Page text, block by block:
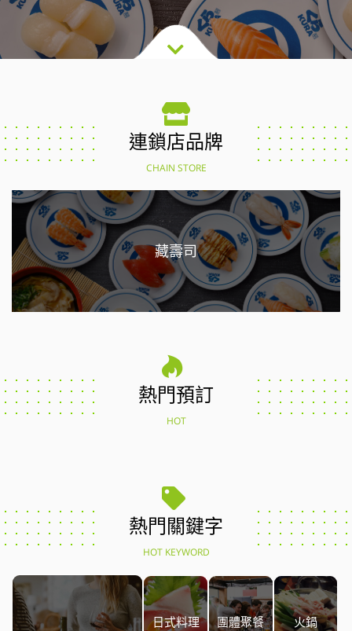
連鎖店品牌
CHAIN STORE
藏壽司
熱門預訂
HOT
熱門關鍵字
HOT KEYWORD
日式料理 團體聚餐 火鍋